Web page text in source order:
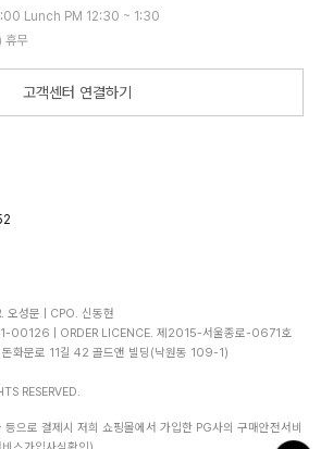
Lunch PM 12:30 ~ 1:30
휴무
고객센터 연결하기
오성문 | CPO. 신동현
00126 | ORDER LICENCE. 제2015-서울종로-0671호
돈화문로 11길 42 골드앤 빌딩(낙원동 109-1)
RESERVED.
으로 결제시 저희 쇼핑몰에서 가입한 PG사의 구매안전서비